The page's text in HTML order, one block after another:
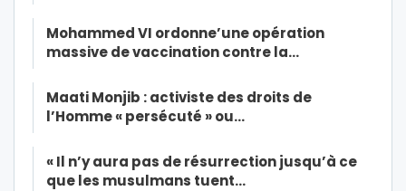
Mohammed VI ordonne’une opération
massive de vaccination contre la…
Maati Monjib : activiste des droits de
l’Homme « persécuté » ou…
« Il n’y aura pas de résurrection jusqu’à ce
que les musulmans tuent…